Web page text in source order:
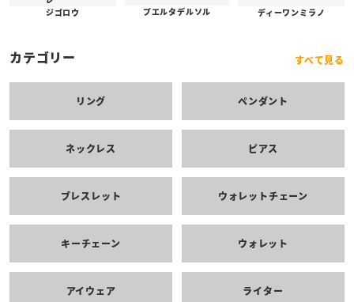
ジゴロウ プエルタデルソル ディーワンミラノ
カテゴリー すべて見る
リング ペンダント
ネックレス ピアス
ブレスレット ウォレットチェーン
キーチェーン ウォレット
アイウェア ライター